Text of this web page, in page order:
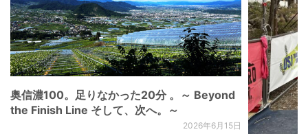
奥信濃100。足りなかった20分 。～ Beyond
the Finish Line そして、次へ。～
2026年6月15日